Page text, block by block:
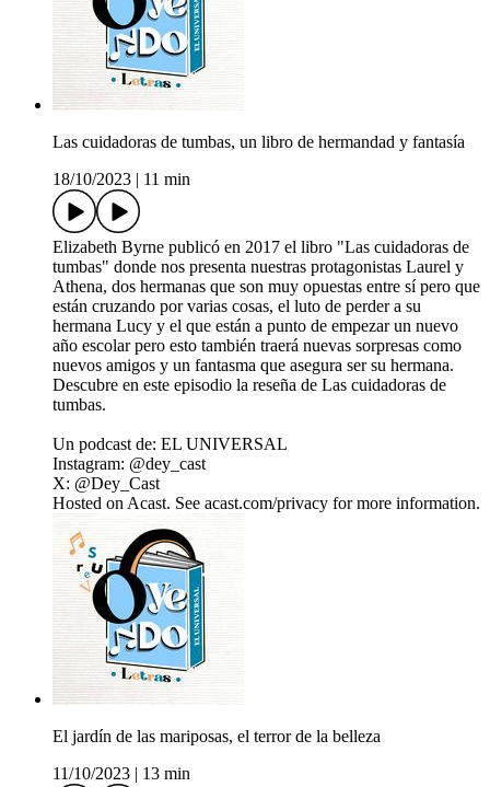
Las cuidadoras de tumbas, un libro de hermandad y fantasía
18/10/2023
11 min
Elizabeth Byrne publicó en 2017 el libro "Las cuidadoras de
tumbas" donde nos presenta nuestras protagonistas Laurel y
Athena, dos hermanas que son muy opuestas entre sí pero que
están cruzando por varias cosas, el luto de perder a su
hermana Lucy y el que están a punto de empezar un nuevo
año escolar pero esto también traerá nuevas sorpresas como
nuevos amigos y un fantasma que asegura ser su hermana.
Descubre en este episodio la reseña de Las cuidadoras de
tumbas.
Un podcast de: EL UNIVERSAL
Instagram: @dey_cast
X: @Dey_Cast
Hosted on Acast. See acast.com/privacy for more information.
El jardín de las mariposas, el terror de la belleza
11/10/2023
13 min